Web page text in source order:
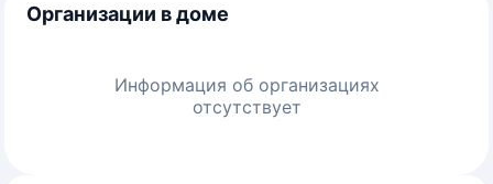
Организации в доме
Информация об организациях
отсутствует